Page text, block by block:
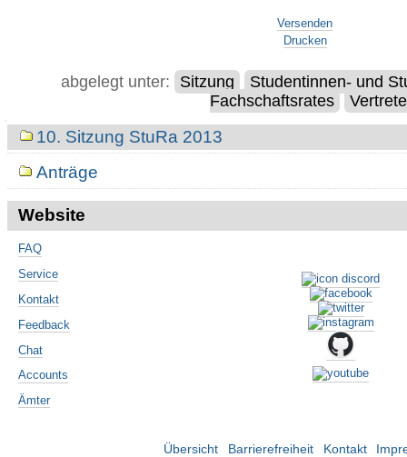
Versenden
Drucken
abgelegt unter: Sitzung
Studentinnen- und
Fachschaftsrates
Navigation10. Sitzung StuRa 2013
Anträge
Website
FAQ
Service
Kontakt
Feedback
Chat
Accounts
Ämter
Übersicht Barrierefreiheit Kontakt